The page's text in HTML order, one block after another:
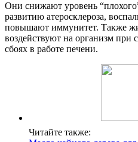
Они снижают уровень
развитию атеросклероза,
повышают иммунитет. Также
воздействуют на организм при
сбоях в работе печени.
Читайте также: